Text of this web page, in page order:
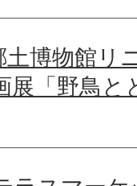
土博物館リ
展「野鳥と